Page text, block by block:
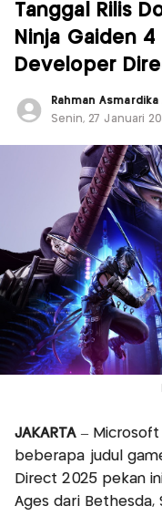
Tanggal Rilis
Ninja Gaiden
Developer
Rahman Asmardika
Senin, 27 Januari
JAKARTA–
beberapa judul
Direct 2025 pekan
Ages dari Bethesda,